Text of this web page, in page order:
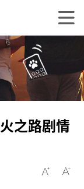
之路剧情